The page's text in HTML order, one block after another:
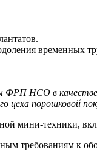
временных
НСО в качестве
порошковой
мини-техники,
требованиям к